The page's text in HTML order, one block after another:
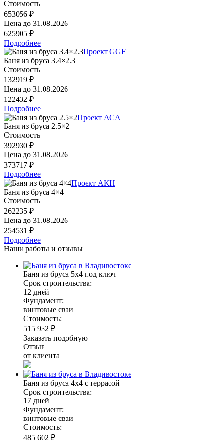
Стоимость
653056 ₽
Цена до 31.08.2026
625905 ₽
Подробнее
Проект GGF
Баня из бруса 3.4×2.3
Стоимость
132919 ₽
Цена до 31.08.2026
122432 ₽
Подробнее
Проект ACA
Баня из бруса 2.5×2
Стоимость
392930 ₽
Цена до 31.08.2026
373717 ₽
Подробнее
Проект AKH
Баня из бруса 4×4
Стоимость
262235 ₽
Цена до 31.08.2026
254531 ₽
Подробнее
Наши работы и отзывы
Баня из бруса 5х4 под ключ
Срок строительства:
12 дней
Фундамент:
винтовые сваи
Стоимость:
515 932 ₽
Заказать подобную
Отзыв
от клиента
Баня из бруса 4х4 с террасой
Срок строительства:
17 дней
Фундамент:
винтовые сваи
Стоимость:
485 602 ₽